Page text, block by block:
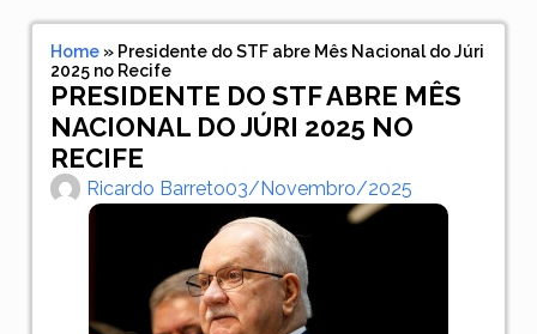
Home» Presidente do STF abre Mês Nacional do Júri
2025 no Recife
PRESIDENTE DO STF ABRE MÊS
NACIONAL DO JÚRI 2025 NO
RECIFE
Ricardo Barreto03/novembro/2025